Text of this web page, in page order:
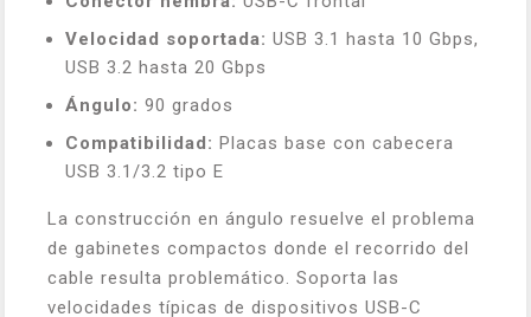
Velocidad soportada: USB 3.1 hasta 10 Gbps,
USB 3.2 hasta 20 Gbps
Ángulo: 90 grados
Compatibilidad: Placas base con cabecera
USB 3.1/3.2 tipo E
La construcción en ángulo resuelve el problema
de gabinetes compactos donde el recorrido del
cable resulta problemático. Soporta las
velocidades típicas de dispositivos USB-C